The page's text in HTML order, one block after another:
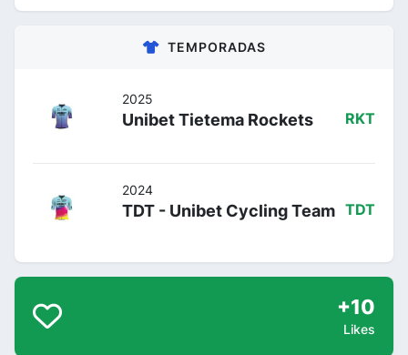
TEMPORADAS
2025
Unibet Tietema Rockets RKT
2024
TDT - Unibet Cycling Team TDT
+10
Likes